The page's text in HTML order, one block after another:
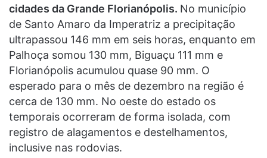
cidades da Grande Florianópolis. No município
de Santo Amaro da Imperatriz a precipitação
ultrapassou 146 mm em seis horas, enquanto em
Palhoça somou 130 mm, Biguaçu 111 mm e
Florianópolis acumulou quase 90 mm. O
esperado para o mês de dezembro na região é
cerca de 130 mm. No oeste do estado os
temporais ocorreram de forma isolada, com
registro de alagamentos e destelhamentos,
inclusive nas rodovias.